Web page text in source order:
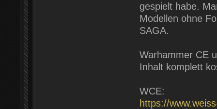
gespielt habe.
Modellen ohne
SAGA.
Warhammer CE
Inhalt komplett
WCE:
https://